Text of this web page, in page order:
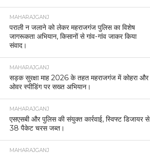
MAHARAJGANJ
पराली न जलाने को लेकर महराजगंज पुलिस का विशेष
जागरूकता अभियान, किसानों से गांव-गांव जाकर किया
संवाद।
MAHARAJGANJ
सड़क सुरक्षा माह 2026 के तहत महराजगंज में कोहरा और
ओवर स्पीडिंग पर सख्त अभियान।
MAHARAJGANJ
एसएसबी और पुलिस की संयुक्त कार्रवाई, स्विफ्ट डिजायर से
38 पैकेट चरस जब्त।
MAHARAJGANJ